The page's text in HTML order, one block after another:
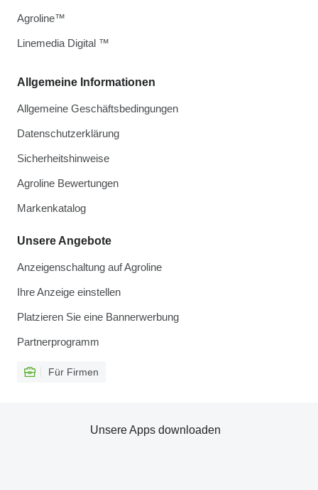
Allgemeine Informationen
Allgemeine Geschäftsbedingungen
Datenschutzerklärung
Sicherheitshinweise
Agroline Bewertungen
Markenkatalog
Unsere Angebote
Anzeigenschaltung auf Agroline
Ihre Anzeige einstellen
Platzieren Sie eine Bannerwerbung
Partnerprogramm
Für Firmen
Agroline™
Linemedia Digital ™
Unsere Apps downloaden